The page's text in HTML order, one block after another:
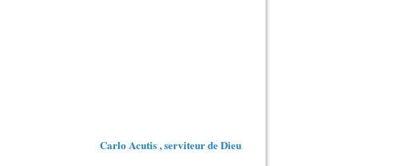
Carlo Acutis , serviteur de Dieu